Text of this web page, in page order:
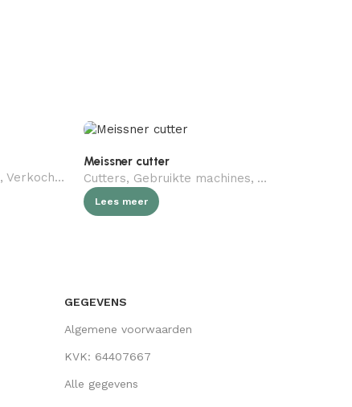
, Verkocht (gebruikt) , Slagerij
Meissner cutter
Cutters, Gebruikte machines, Verkocht
Lees meer
GEGEVENS
Algemene voorwaarden
KVK: 64407667
Alle gegevens